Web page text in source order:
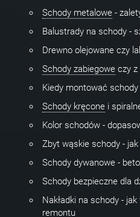
Schody metalowe -
Balustrady na schody -
Drewno olejowane czy
Schody zabiegowe czy z
Kiedy montować
Schody kręcone i
Kolor schodów -
Zbyt wąskie schody -
Schody dywanowe -
Schody bezpieczne dla
Nakładki na schody -
remontu